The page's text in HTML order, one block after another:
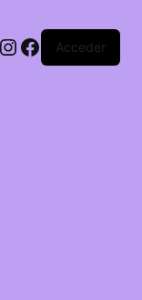
Instagram
Facebook
Acceder